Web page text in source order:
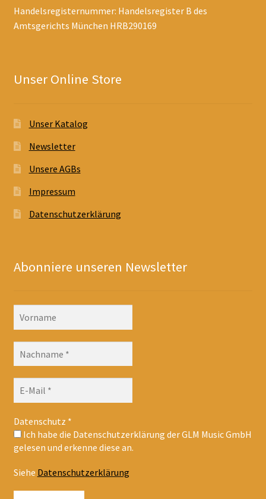
Handelsregisternummer: Handelsregister B des
Amtsgerichts München HRB290169
Unser Online Store
Unser Katalog
Newsletter
Unsere AGBs
Impressum
Datenschutzerklärung
Abonniere unseren Newsletter
Datenschutz *
Ich habe die Datenschutzerklärung der GLM Music GmbH
gelesen und erkenne diese an.
Siehe Datenschutzerklärung